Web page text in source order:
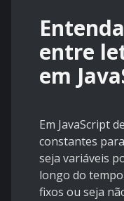
entre
em
Em JavaScript
constantes
seja variáveis
longo do
fixos ou seja